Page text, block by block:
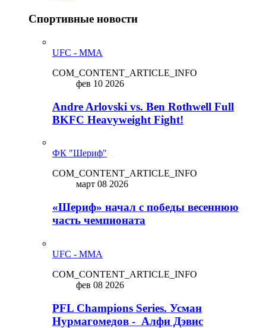
Спортивные новости
UFC - MMA
COM_CONTENT_ARTICLE_INFO
фев 10 2026
Andre Arlovski vs. Ben Rothwell Full
BKFC Heavyweight Fight!
ФК "Шериф"
COM_CONTENT_ARTICLE_INFO
март 08 2026
«Шериф» начал с победы весеннюю
часть чемпионата
UFC - MMA
COM_CONTENT_ARTICLE_INFO
фев 08 2026
PFL Champions Series. Усман
Нурмагомедов - Алфи Дэвис